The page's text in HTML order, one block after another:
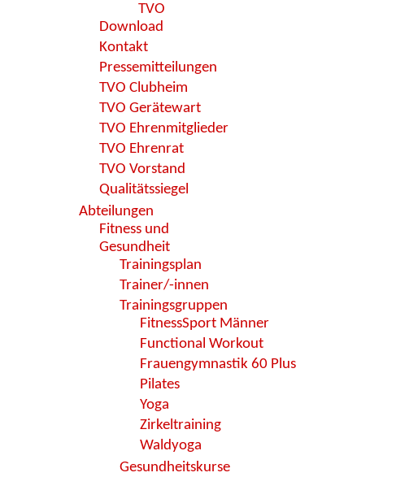
TVO
Download
Kontakt
Pressemitteilungen
TVO Clubheim
TVO Gerätewart
TVO Ehrenmitglieder
TVO Ehrenrat
TVO Vorstand
Qualitätssiegel
Abteilungen
Fitness und
Gesundheit
Trainingsplan
Trainer/-innen
Trainingsgruppen
FitnessSport Männer
Functional Workout
Frauengymnastik 60 Plus
Pilates
Yoga
Zirkeltraining
Waldyoga
Gesundheitskurse